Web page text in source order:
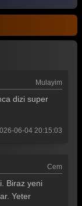
Mulayim
dizi super
06-04 20:15:03
Cem
Biraz yeni
Yeter